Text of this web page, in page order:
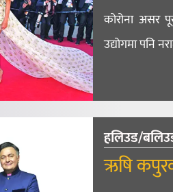
कोरोना असर
उद्योगमा पनि
हलिउड/
ऋषि